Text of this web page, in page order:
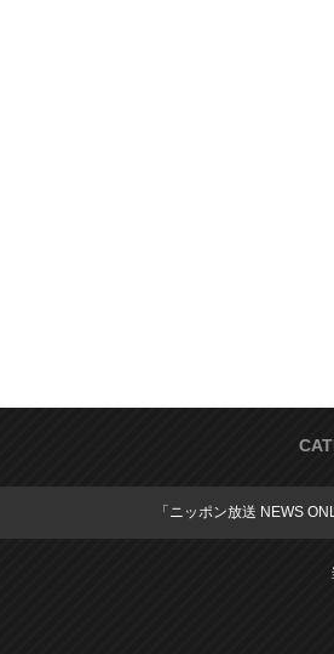
「ニッポン放送 NEWS